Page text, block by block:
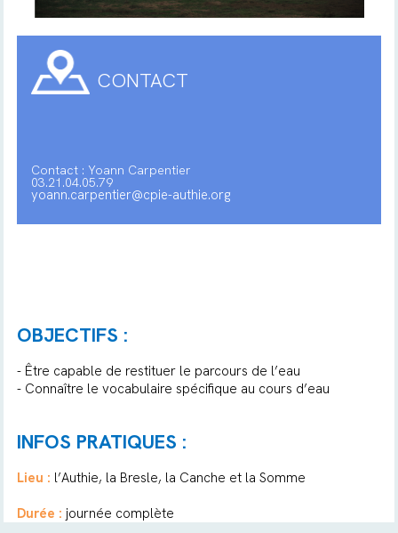
CONTACT
Contact : Yoann Carpentier
03.21.04.05.79
yoann.carpentier@cpie-authie.org
OBJECTIFS :
- Être capable de restituer le parcours de l’eau
- Connaître le vocabulaire spécifique au cours d’eau
INFOS PRATIQUES :
Lieu : l’Authie, la Bresle, la Canche et la Somme
Durée : journée complète